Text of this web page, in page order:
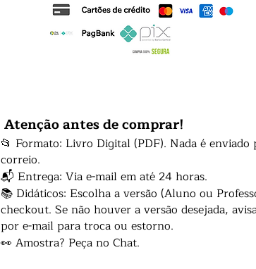
Atenção antes de comprar!
📂 Formato: Livro Digital (PDF). Nada é enviado
correio.
📬 Entrega: Via e-mail em até 24 horas.
📚 Didáticos: Escolha a versão (Aluno ou
checkout. Se não houver a versão desejada,
por e-mail para troca ou estorno.
👀 Amostra? Peça no Chat.